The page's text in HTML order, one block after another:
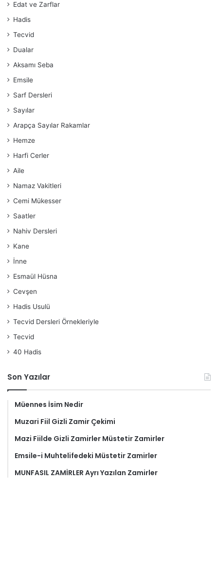
Edat ve Zarflar
Hadis
Tecvid
Dualar
Aksamı Seba
Emsile
Sarf Dersleri
Sayılar
Arapça Sayılar Rakamlar
Hemze
Harfi Cerler
Aile
Namaz Vakitleri
Cemi Mükesser
Saatler
Nahiv Dersleri
Kane
İnne
Esmaül Hüsna
Cevşen
Hadis Usulü
Tecvid Dersleri Örnekleriyle
Tecvid
40 Hadis
Son Yazılar
Müennes İsim Nedir
Muzari Fiil Gizli Zamir Çekimi
Mazi Fiilde Gizli Zamirler Müstetir Zamirler
Emsile-i Muhtelifedeki Müstetir Zamirler
MUNFASIL ZAMİRLER Ayrı Yazılan Zamirler